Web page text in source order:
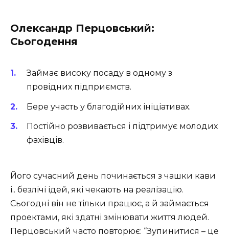
Олександр Перцовський:
Сьогодення
Займає високу посаду в одному з
провідних підприємств.
Бере участь у благодійних ініціативах.
Постійно розвивається і підтримує молодих
фахівців.
Його сучасний день починається з чашки кави
і.. безлічі ідей, які чекають на реалізацію.
Сьогодні він не тільки працює, а й займається
проектами, які здатні змінювати життя людей.
Перцовський часто повторює: “Зупинитися – це